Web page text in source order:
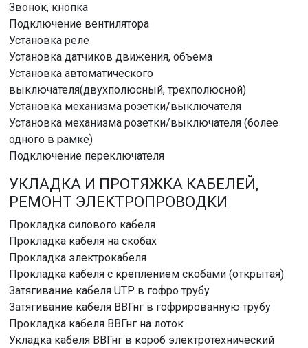
Звонок, кнопка
Подключение вентилятора
Установка реле
Установка датчиков движения, объема
Установка автоматического
выключателя(двухполюсный, трехполюсной)
Установка механизма розетки/выключателя
Установка механизма розетки/выключателя (более
одного в рамке)
Подключение переключателя
УКЛАДКА И ПРОТЯЖКА КАБЕЛЕЙ,
РЕМОНТ ЭЛЕКТРОПРОВОДКИ
Прокладка силового кабеля
Прокладка кабеля на скобах
Прокладка электрокабеля
Прокладка кабеля с креплением скобами (открытая)
Затягивание кабеля UTP в гофро трубу
Затягивание кабеля ВВГнг в гофрированную трубу
Прокладка кабеля ВВГнг на лоток
Укладка кабеля ВВГнг в короб электротехнический